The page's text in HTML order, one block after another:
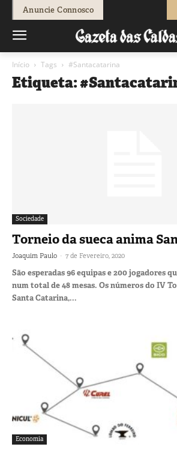
Anuncie Connosco
Início Tags #Santacatarina
Etiqueta:
Sociedade
Torneio da sueca anima
Joaquim Paulo - 7 de Fevereiro, 2020
São esperadas 96 equipas e 200 jogadores
num total de 48 mesas. Os números do IV
Santa Catarina,...
Economia